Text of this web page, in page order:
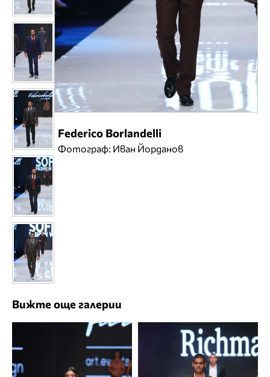
Federico Borlandelli
Фотограф: Иван Йорданов
Вижте още галерии